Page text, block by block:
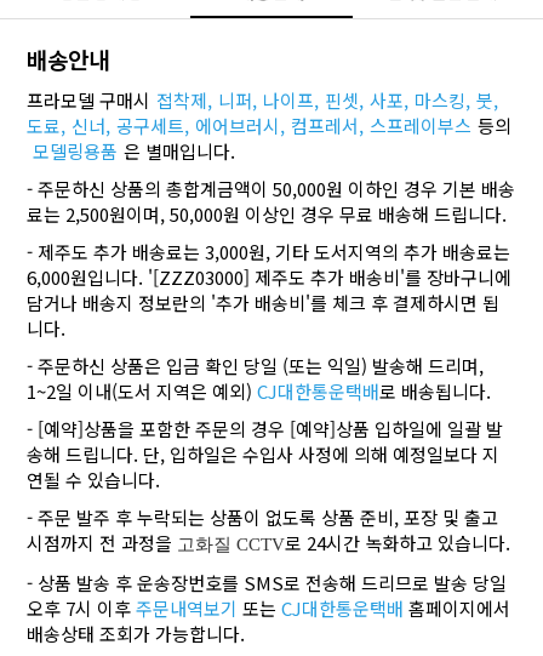
배송안내
프라모델 구매시 접착제, 니퍼, 나이프, 핀셋, 사포, 마스킹, 붓,
도료, 신너, 공구세트, 에어브러시, 컴프레서, 스프레이부스 등의
모델링용품 은 별매입니다.
- 주문하신 상품의 총합계금액이 50,000원 이하인 경우 기본 배송
료는 2,500원이며, 50,000원 이상인 경우 무료 배송해 드립니다.
- 제주도 추가 배송료는 3,000원, 기타 도서지역의 추가 배송료는
6,000원입니다. '[ZZZ03000] 제주도 추가 배송비'를 장바구니에
담거나 배송지 정보란의 '추가 배송비'를 체크 후 결제하시면 됩
니다.
- 주문하신 상품은 입금 확인 당일 (또는 익일) 발송해 드리며,
1~2일 이내(도서 지역은 예외)CJ대한통운택배로 배송됩니다.
- [예약]상품을 포함한 주문의 경우 [예약]상품 입하일에 일괄 발
송해 드립니다. 단, 입하일은 수입사 사정에 의해 예정일보다 지
연될 수 있습니다.
- 주문 발주 후 누락되는 상품이 없도록 상품 준비, 포장 및 출고
시점까지 전 과정을 고화질 CCTV로 24시간 녹화하고 있습니다.
- 상품 발송 후 운송장번호를 SMS로 전송해 드리므로 발송 당일
오후 7시 이후주문내역보기 또는CJ대한통운택배 홈페이지에서
배송상태 조회가 가능합니다.